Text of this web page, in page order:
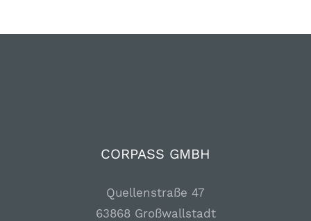
CORPASS GMBH
Quellenstraße 47
63868 Großwallstadt